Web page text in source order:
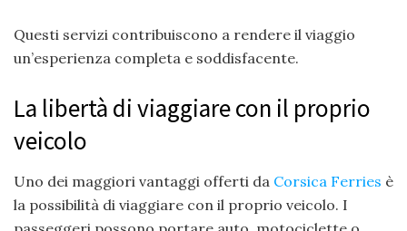
Questi servizi contribuiscono a rendere il viaggio
un’esperienza completa e soddisfacente.
La libertà di viaggiare con il proprio
veicolo
Uno dei maggiori vantaggi offerti da Corsica Ferries è
la possibilità di viaggiare con il proprio veicolo. I